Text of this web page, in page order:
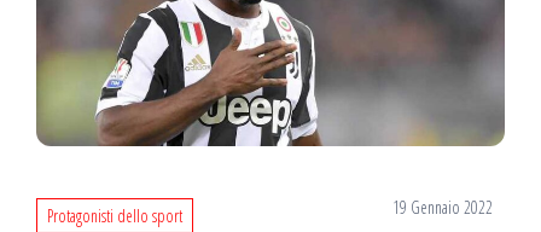
Protagonisti dello sport 19 Gennaio 2022